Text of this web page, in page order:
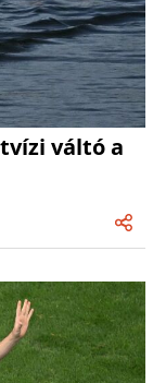
váltó a